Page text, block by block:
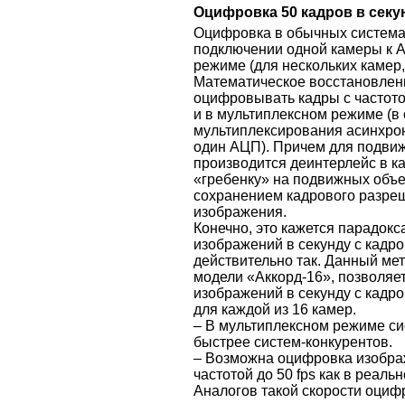
Оцифровка 50 кадров в
Оцифровка в обычных
подключении одной камеры к
режиме (для нескольких
Математическое
оцифровывать кадры с
и в мультиплексном режиме (в
мультиплексирования
один АЦП). Причем для
производится деинтерлейс в
«гребенку» на подвижных
сохранением кадрового
изображения.
Конечно, это кажется
изображений в секунду с
действительно так. Данный
модели «Аккорд-16»,
изображений в секунду с
для каждой из 16 камер.
– В мультиплексном режиме
быстрее систем-конкурентов.
– Возможна оцифровка
частотой до 50 fps как в
Аналогов такой скорости